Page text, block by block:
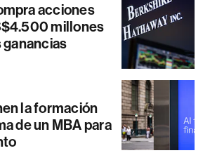
acciones
millones
la formación
de un MBA para